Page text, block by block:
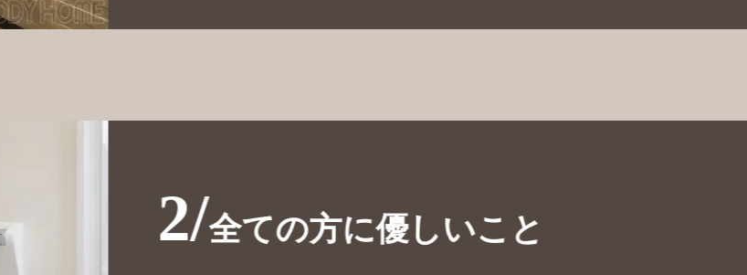
2/全ての方に優しいこと